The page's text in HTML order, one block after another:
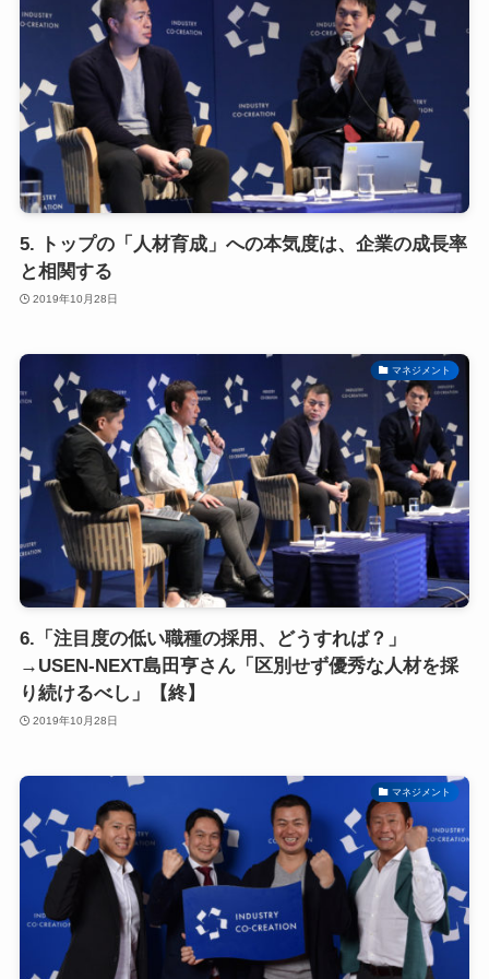
5. トップの「人材育成」への本気度は、企業の成長率
と相関する
2019年10月28日
マネジメント
6.「注目度の低い職種の採用、どうすれば？」
→USEN-NEXT島田亨さん「区別せず優秀な人材を採
り続けるべし」【終】
2019年10月28日
マネジメント